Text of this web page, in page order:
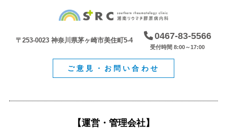
〒253-0023 神奈川県茅ヶ崎市美住町5-4 0467-83-5566
受付時間 8:00～17:00
ご意見・お問い合わせ
【運営・管理会社】